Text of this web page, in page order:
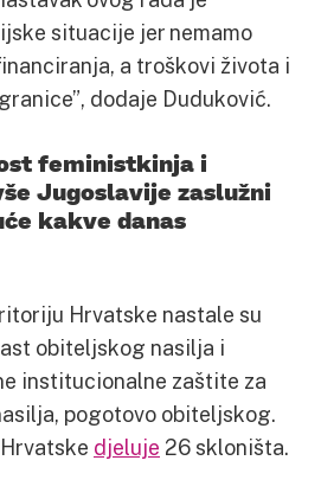
situacije jer nemamo
a troškovi života i
dodaje Duduković.
feministkinja i
Jugoslavije zaslužni
kakve danas
Hrvatske nastale su
obiteljskog nasilja i
institucionalne zaštite za
pogotovo obiteljskog.
djeluje 26 skloništa.